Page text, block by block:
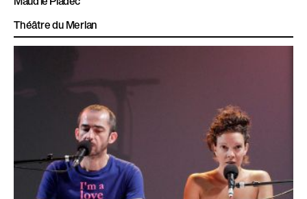
Théâtre du Merlan